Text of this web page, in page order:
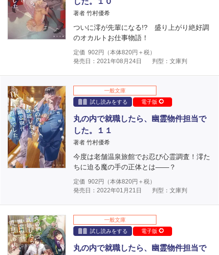
著者 竹村優希
ついに澪が先輩になる!? 盛り上がり絶好調
のオカルトお仕事物語！
定価 902 円（本体820円＋税）
発売日：2021年08月24日
判型：文庫判
一般文庫
試し読みをする
電子版
丸の内で就職したら、幽霊物件担当で
した。１１
著者 竹村優希
今度は老舗温泉旅館でお忍び心霊調査！澪た
ちに迫る魔の手の正体とは――？
定価 902 円（本体820円＋税）
発売日：2022年01月21日
判型：文庫判
一般文庫
試し読みをする
電子版
丸の内で就職したら、幽霊物件担当で